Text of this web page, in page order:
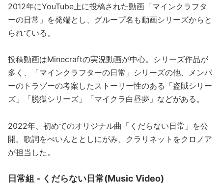
2012年にYouTube上に投稿された動画「マインクラフタ
ーの日常」を発端とし、グループ名も動画シリーズからと
られている。
投稿動画はMinecraftの実況動画が中心。シリーズ作品が
多く、「マインクラフターの日常」シリーズの他、メンバ
ーのトラゾーの考案したストーリー性のある「盗賊シリー
ズ」「脱獄シリーズ」「マイクラ白昼夢」などがある。
2022年、初めてのオリジナル曲「くだらない日常」を公
開。歌詞をぺいんととしにがみ、クラリネットをクロノア
が担当した。
日常組 - くだらない日常(Music Video)